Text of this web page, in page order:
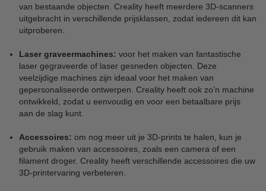
van bestaande objecten. Creality heeft meerdere 3D-scanners
uitgebracht in verschillende prijsklassen, zodat iedereen dit kan
uitproberen.
Laser graveermachines: voor het maken van fantastische
laser gegraveerde of laser gesneden objecten. Deze
veelzijdige machines zijn ideaal voor het maken van
gepersonaliseerde ontwerpen. Creality heeft ook zo’n machine
ontwikkeld, zodat u eenvoudig en voor een betaalbare prijs
aan de slag kunt.
Accessoires: om nog meer uit je 3D-prints te halen, kun je
gebruik maken van accessoires, zoals een camera of een
filament droger. Creality heeft verschillende accessoires die uw
3D-printervaring verbeteren.